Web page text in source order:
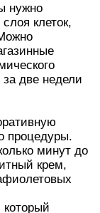
нужно
клеток,
две недели
процедуры.
минут до
крем,
который